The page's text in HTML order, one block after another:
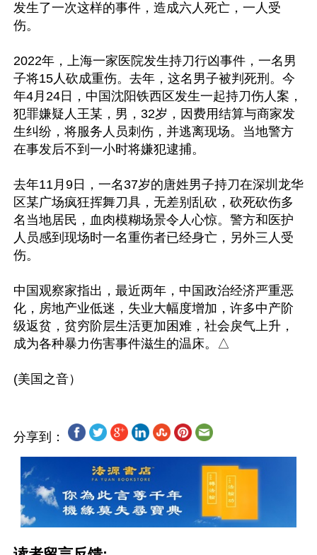
发生了一次这样的事件，造成六人死亡，一人受
伤。
2022年，上海一家医院发生持刀行凶事件，一名男
子将15人砍成重伤。去年，这名男子被判死刑。今
年4月24日，中国沈阳铁西区发生一起持刀伤人案，
犯罪嫌疑人王某，男，32岁，因费用结算与商家发
生纠纷，将服务人员刺伤，并逃离现场。当地警方
在事发后不到一小时将嫌犯逮捕。
去年11月9日，一名37岁的唐姓男子持刀在深圳龙华
区某广场疯狂挥舞刀具，无差别乱砍，砍死砍伤多
名当地居民，血肉模糊场景令人心惊。警方和医护
人员感到现场时一名重伤者已经身亡，另外三人受
伤。
中国观察家指出，最近两年，中国政治经济严重恶
化，房地产业低迷，失业大幅度增加，许多中产阶
级返贫，贫穷阶层生活更加困难，社会戾气上升，
成为各种暴力伤害事件滋生的温床。△
分享到：